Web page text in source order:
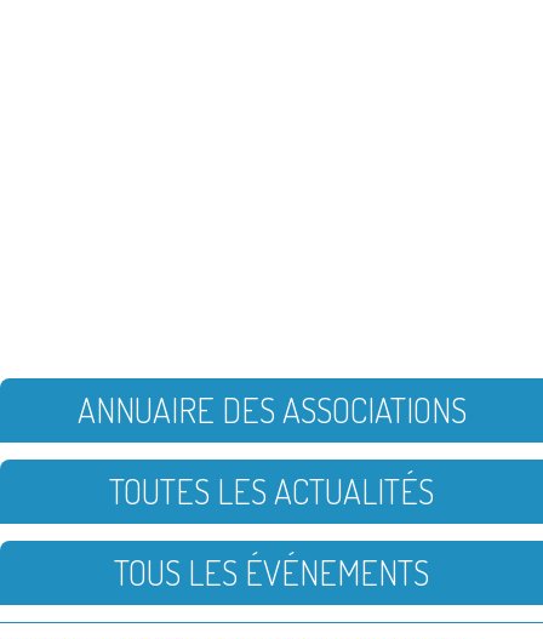
ANNUAIRE DES ASSOCIATIONS
TOUTES LES ACTUALITÉS
TOUS LES ÉVÉNEMENTS